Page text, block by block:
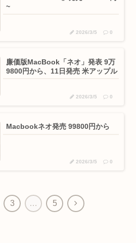
~
2026/3/5 0
廉価版MacBook「ネオ」発表 9万
9800円から、11日発売 米アップル
2026/3/5 0
Macbookネオ発売 99800円から
2026/3/5 0
3 … 5
次